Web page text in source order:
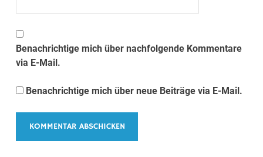
Benachrichtige mich über nachfolgende Kommentare
via E-Mail.
Benachrichtige mich über neue Beiträge via E-Mail.